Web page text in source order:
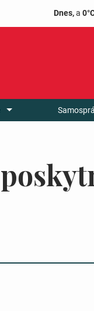
Dnes, a